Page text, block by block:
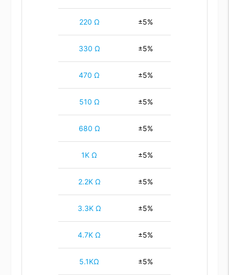
220 Ω ±5%
330 Ω ±5%
470 Ω ±5%
510 Ω ±5%
680 Ω ±5%
1K Ω ±5%
2.2K Ω ±5%
3.3K Ω ±5%
4.7K Ω ±5%
5.1KΩ ±5%